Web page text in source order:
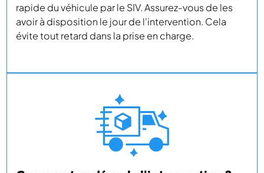
rapide du véhicule par le SIV. Assurez-vous de les
avoir à disposition le jour de l'intervention. Cela
évite tout retard dans la prise en charge.